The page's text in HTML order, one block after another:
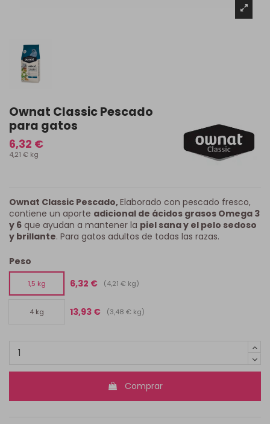
Ownat Classic Pescado
para gatos
6,32 €
4,21 € kg
Ownat Classic Pescado,Elaborado con pescado fresco,
contiene un aporte adicional de ácidos grasos Omega 3
y 6 que ayudan a mantener la piel sana y el pelo sedoso
y brillante. Para gatos adultos de todas las razas.
Peso
1,5 kg 6,32 € (4,21 € kg)
4 kg 13,93 € (3,48 € kg)
Comprar